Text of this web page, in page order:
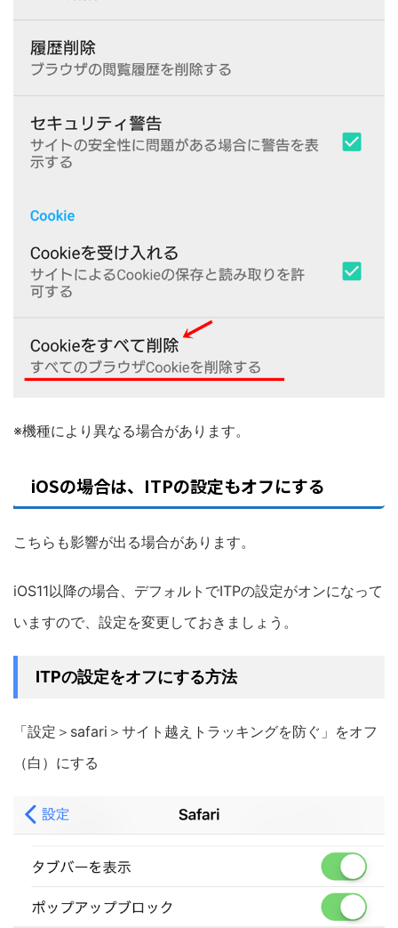
※機種により異なる場合があります。
iOSの場合は、ITPの設定もオフにする
こちらも影響が出る場合があります。
iOS11以降の場合、デフォルトでITPの設定がオンになって
いますので、設定を変更しておきましょう。
ITPの設定をオフにする方法
「設定＞safari＞サイト越えトラッキングを防ぐ」をオフ
（白）にする